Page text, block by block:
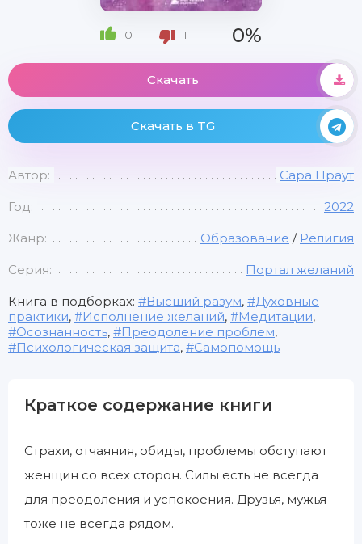
0 1 0%
Скачать
Скачать в TG
Автор: Сара Праут
Год: 2022
Жанр: Образование / Религия
Серия: Портал желаний
Книга в подборках: Высший разум,
Духовные
практики, Исполнение желаний, Медитации,
Осознанность, Преодоление проблем,
Психологическая защита, Самопомощь
Краткое содержание книги
Страхи, отчаяния, обиды, проблемы обступают
женщин со всех сторон. Силы есть не всегда
для преодоления и успокоения. Друзья, мужья –
тоже не всегда рядом.